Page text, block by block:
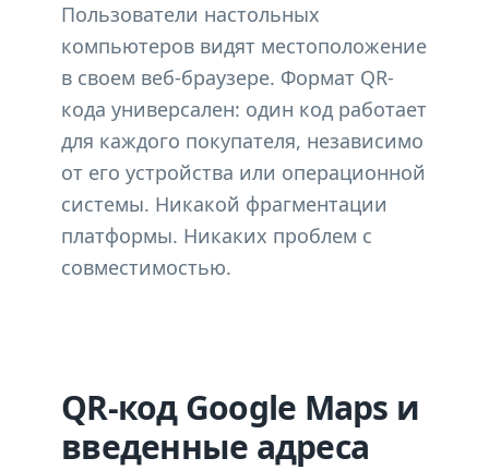
Пользователи настольных
компьютеров видят местоположение
в своем веб-браузере. Формат QR-
кода универсален: один код работает
для каждого покупателя, независимо
от его устройства или операционной
системы. Никакой фрагментации
платформы. Никаких проблем с
совместимостью.
QR-код Google Maps и
введенные адреса